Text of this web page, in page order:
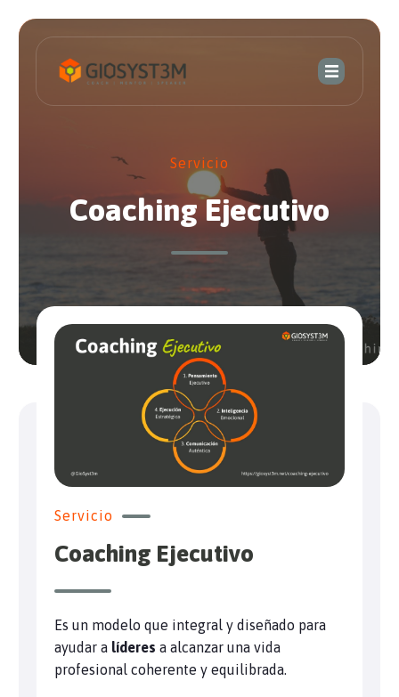
Servicio
Coaching Ejecutivo
Servicio
Coaching Ejecutivo
Es un modelo que integral y diseñado para
ayudar a líderes a alcanzar una vida
profesional coherente y equilibrada.